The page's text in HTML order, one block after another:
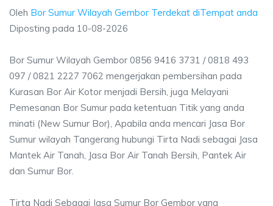
Oleh Bor Sumur Wilayah Gembor Terdekat diTempat anda
Diposting pada 10-08-2026
Bor Sumur Wilayah Gembor 0856 9416 3731 / 0818 493
097 / 0821 2227 7062 mengerjakan pembersihan pada
Kurasan Bor Air Kotor menjadi Bersih, juga Melayani
Pemesanan Bor Sumur pada ketentuan Titik yang anda
minati (New Sumur Bor), Apabila anda mencari Jasa Bor
Sumur wilayah Tangerang hubungi Tirta Nadi sebagai Jasa
Mantek Air Tanah, Jasa Bor Air Tanah Bersih, Pantek Air
dan Sumur Bor.
Tirta Nadi Sebagai Jasa Sumur Bor Gembor yang